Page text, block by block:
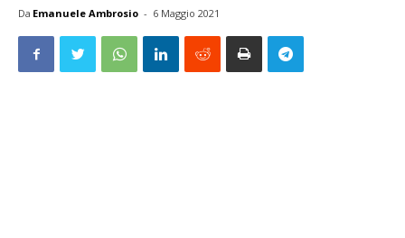
Da Emanuele Ambrosio - 6 Maggio 2021